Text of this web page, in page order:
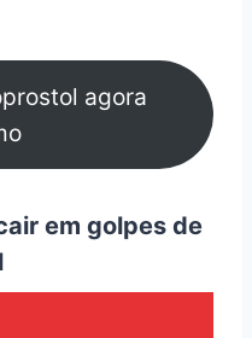
agora
em golpes de